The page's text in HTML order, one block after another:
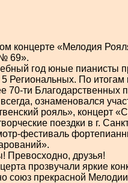
концерте «Мелодия
69».
год юные пианисты
5 Региональных. По итогам
ти Благодарственных
ознаменовался
рояль», концерт
поездки в г.
фестиваль
Превосходно, друзья!
прозвучали яркие
союз прекрасной